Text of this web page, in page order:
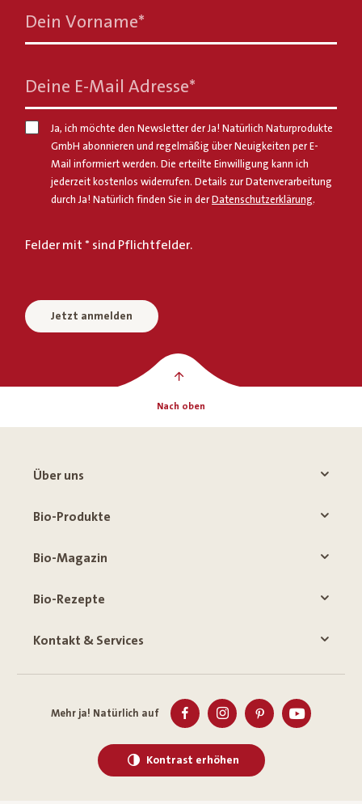
Dein Vorname*
Deine E-Mail Adresse*
Ja, ich möchte den Newsletter der Ja! Natürlich Naturprodukte
GmbH abonnieren und regelmäßig über Neuigkeiten per E-
Mail informiert werden. Die erteilte Einwilligung kann ich
jederzeit kostenlos widerrufen. Details zur Datenverarbeitung
durch Ja! Natürlich finden Sie in der Datenschutzerklärung.
Felder mit * sind Pflichtfelder.
Jetzt anmelden
Nach oben
Über uns
Bio-Produkte
Bio-Magazin
Bio-Rezepte
Kontakt & Services
Mehr ja! Natürlich auf
Kontrast erhöhen